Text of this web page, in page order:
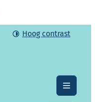
Hoog contrast
Zwijndrecht
Menu